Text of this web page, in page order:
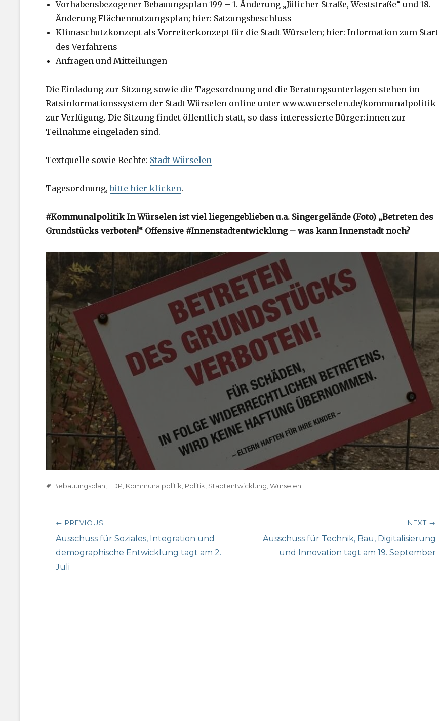
Vorhabensbezogener Bebauungsplan 199 – 1. Änderung „Jülicher Straße, Weststraße“ und 18.
Änderung Flächennutzungsplan; hier: Satzungsbeschluss
Klimaschutzkonzept als Vorreiterkonzept für die Stadt Würselen; hier: Information zum Start
des Verfahrens
Anfragen und Mitteilungen
Die Einladung zur Sitzung sowie die Tagesordnung und die Beratungsunterlagen stehen im
Ratsinformationssystem der Stadt Würselen online unter www.wuerselen.de/kommunalpolitik
zur Verfügung. Die Sitzung findet öffentlich statt, so dass interessierte Bürger:innen zur
Teilnahme eingeladen sind.
Textquelle sowie Rechte: Stadt Würselen
Tagesordnung,bitte hier klicken.
#Kommunalpolitik In Würselen ist viel liegengeblieben u.a. Singergelände (Foto) „Betreten des
Grundstücks verboten!“ Offensive #Innenstadtentwicklung – was kann Innenstadt noch?
TagsBebauungsplan FDP Kommunalpolitik Politik Stadtentwicklung Würselen
Beitragsnavigation
← PREVIOUS
Previous
post:
Ausschuss für Soziales, Integration und
demographische Entwicklung tagt am 2.
Juli
NEXT →
Next
Ausschuss für Technik, Bau, Digitalisierung
und Innovation tagt am 19. September